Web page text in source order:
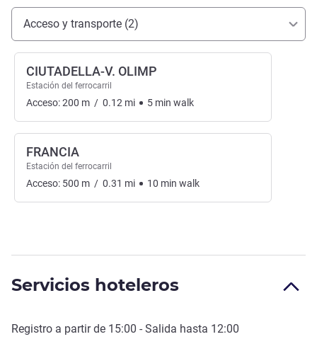
Acceso y transporte
Acceso y transporte (2)
CIUTADELLA-V. OLIMP
Estación del ferrocarril
Acceso:200 m / 0.12 mi 5 min walk
FRANCIA
Estación del ferrocarril
Acceso: 500 m / 0.31 mi 10 min walk
Servicios hoteleros
Registro a partir de 15:00 - Salida hasta 12:00